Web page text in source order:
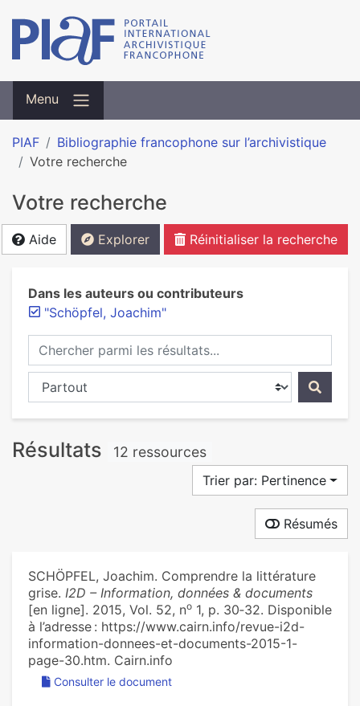
Menu
PIAF
Bibliographie francophone sur l’archivistique
Votre recherche
Votre recherche
Aide Explorer Réinitialiser la recherche
Dans les auteurs ou contributeurs
"Schöpfel, Joachim"
Chercher parmi les résultats...
Chercher dans...
Résultats 12 ressources
Trier par: Pertinence
Résumés
SCHÖPFEL, Joachim. Comprendre la littérature
grise. I2D – Information, données & documents
[en ligne]. 2015, Vol. 52, no 1, p. 30‑32. Disponible
à l’adresse : https://www.cairn.info/revue-i2d-
information-donnees-et-documents-2015-1-
page-30.htm. Cairn.info
Consulter le document